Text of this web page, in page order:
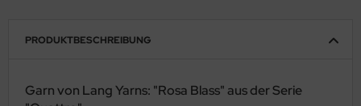
PRODUKTBESCHREIBUNG
Garn von Lang Yarns: "Rosa Blass" aus der Serie